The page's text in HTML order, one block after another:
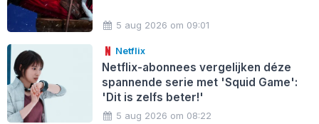
5 aug 2026 om 09:01
Netflix
Netflix-abonnees vergelijken déze
spannende serie met 'Squid Game':
'Dit is zelfs beter!'
5 aug 2026 om 08:22